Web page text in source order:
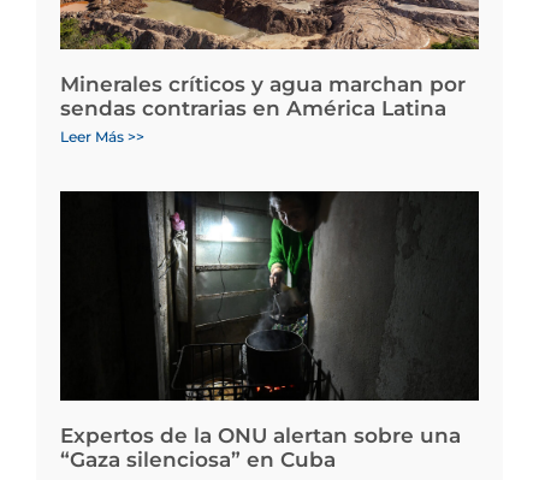
Minerales críticos y agua marchan por
sendas contrarias en América Latina
Leer Más >>
Expertos de la ONU alertan sobre una
“Gaza silenciosa” en Cuba